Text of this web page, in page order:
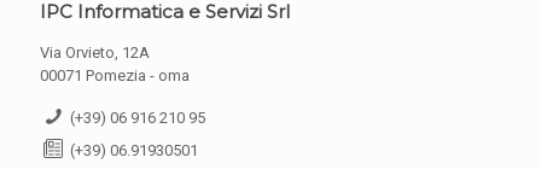
IPC Informatica e Servizi Srl
Via Orvieto, 12A
00071 Pomezia - oma
(+39) 06 916 210 95
(+39) 06.91930501